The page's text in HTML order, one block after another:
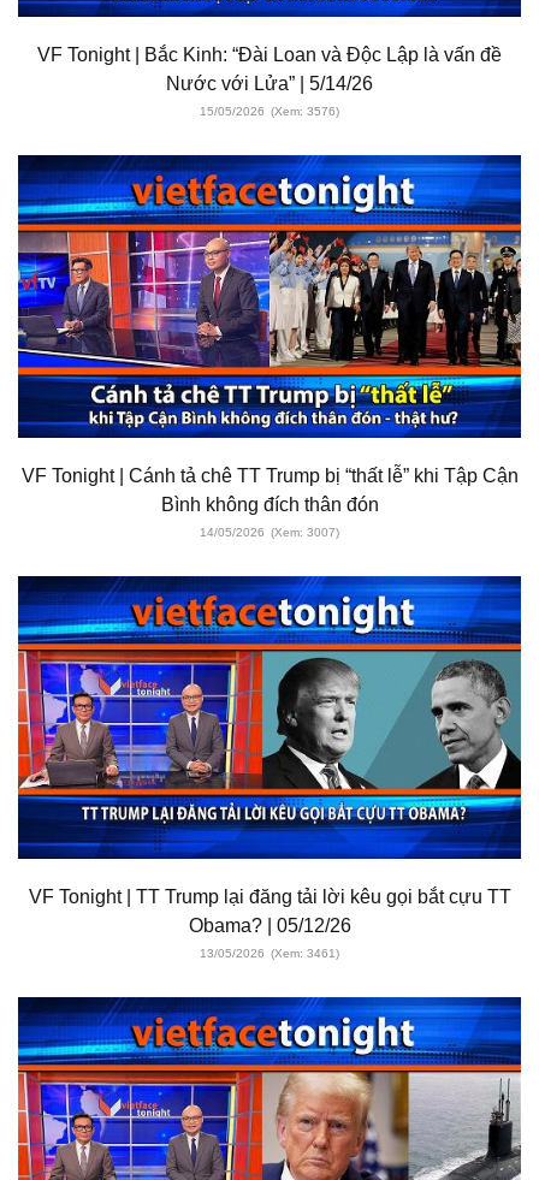
VF Tonight | Bắc Kinh: “Đài Loan và Độc Lập là vấn đề
Nước với Lửa” | 5/14/26
15/05/2026 (Xem: 3576)
VF Tonight | Cánh tả chê TT Trump bị “thất lễ” khi Tập Cận
Bình không đích thân đón
14/05/2026 (Xem: 3007)
VF Tonight | TT Trump lại đăng tải lời kêu gọi bắt cựu TT
Obama? | 05/12/26
13/05/2026 (Xem: 3461)